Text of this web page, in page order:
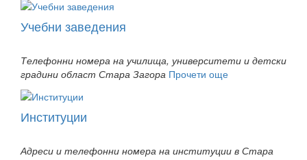
Учебни заведения
Телефонни номера на училища, университети и детски
градини област Стара Загора Прочети още
Институции
Адреси и телефонни номера на институции в Стара